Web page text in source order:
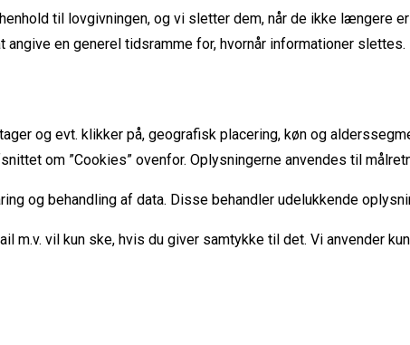
til lovgivningen, og vi sletter dem, når de ikke længere
en generel tidsramme for, hvornår informationer slettes.
og evt. klikker på, geografisk placering, køn og
om ”Cookies” ovenfor. Oplysningerne anvendes til
og behandling af data. Disse behandler udelukkende
vil kun ske, hvis du giver samtykke til det. Vi anvender